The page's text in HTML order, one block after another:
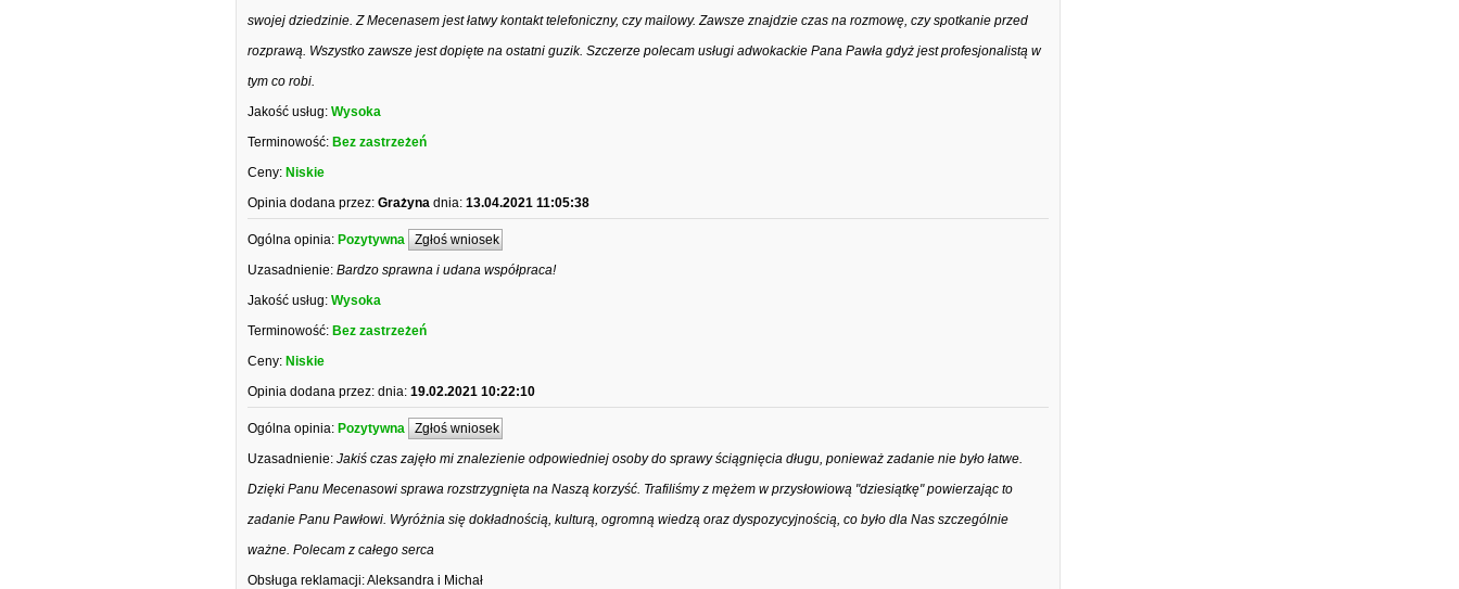
swojej dziedzinie. Z Mecenasem jest łatwy kontakt telefoniczny, czy mailowy. Zawsze znajdzie czas na rozmowę, czy spotkanie przed
rozprawą. Wszystko zawsze jest dopięte na ostatni guzik. Szczerze polecam usługi adwokackie Pana Pawła gdyż jest profesjonalistą w
tym co robi.
Jakość usług: Wysoka
Terminowość: Bez zastrzeżeń
Ceny: Niskie
Opinia dodana przez: Grażyna dnia: 13.04.2021 11:05:38
Ogólna opinia: Pozytywna Zgłoś wniosek
Uzasadnienie: Bardzo sprawna i udana współpraca!
Jakość usług: Wysoka
Terminowość: Bez zastrzeżeń
Ceny: Niskie
Opinia dodana przez: dnia: 19.02.2021 10:22:10
Ogólna opinia: Pozytywna Zgłoś wniosek
Uzasadnienie: Jakiś czas zajęło mi znalezienie odpowiedniej osoby do sprawy ściągnięcia długu, ponieważ zadanie nie było łatwe.
Dzięki Panu Mecenasowi sprawa rozstrzygnięta na Naszą korzyść. Trafiliśmy z mężem w przysłowiową "dziesiątkę" powierzając to
zadanie Panu Pawłowi. Wyróżnia się dokładnością, kulturą, ogromną wiedzą oraz dyspozycyjnością, co było dla Nas szczególnie
ważne. Polecam z całego serca
Obsługa reklamacji:Aleksandra i Michał